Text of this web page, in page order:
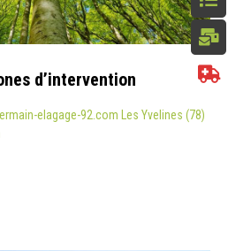
d’intervention
elagage-92.com Les Yvelines (78)